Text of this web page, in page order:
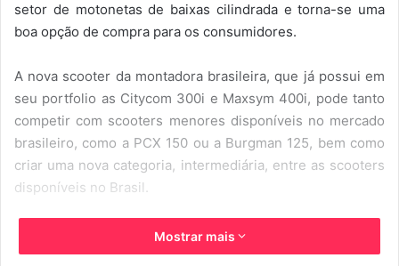
setor de motonetas de baixas cilindrada e torna-se uma
boa opção de compra para os consumidores.
A nova scooter da montadora brasileira, que já possui em
seu portfolio as Citycom 300i e Maxsym 400i, pode tanto
competir com scooters menores disponíveis no mercado
brasileiro, como a PCX 150 ou a Burgman 125, bem como
criar uma nova categoria, intermediária, entre as scooters
disponíveis no Brasil.
A 200i possui motor de 200 cm³ com injeção eletrônica,
prometendo alcançar potência máxima de 13,8 cv a 7.500
Mostrar mais